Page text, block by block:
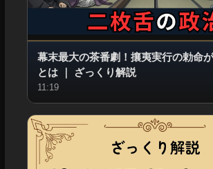
幕末最大の茶番劇！攘夷実行の勅命
とは｜ ざっくり解説
11:19